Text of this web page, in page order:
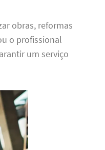
obras, reformas
o profissional
um serviço